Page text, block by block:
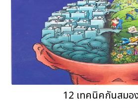
12 เทคนิคกันสมอ